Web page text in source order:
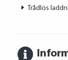
Trådlös